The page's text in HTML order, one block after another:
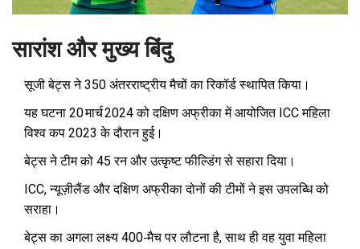
सारांश और मुख्य बिंदु
सूजी बेट्स ने 350 अंतरराष्ट्रीय मैचों का रिकॉर्ड स्थापित किया।
यह घटना 20 मार्च 2024 को दक्षिण अफ्रीका में आयोजित ICC महिला
विश्व कप 2023 के दौरान हुई।
बेट्स ने टीम को 45 रन और उत्कृष्ट फील्डिंग से सहारा दिया।
ICC, न्यूज़ीलैंड और दक्षिण अफ्रीका दोनों की टीमों ने इस उपलब्धि को
सराहा।
बेट्स का अगला लक्ष्य 400‑मैच पर लौटना है, साथ ही वह युवा महिला